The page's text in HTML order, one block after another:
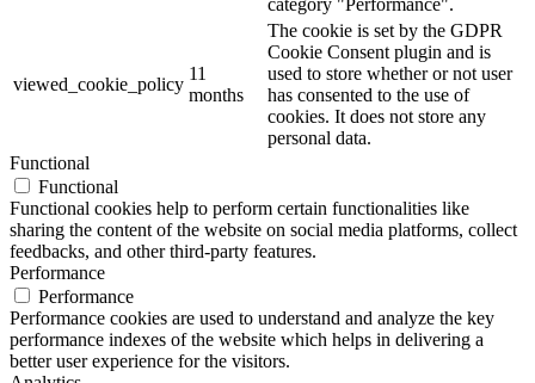
viewed_cookie_policy
11
months
The cookie is set by the GDPR
Cookie Consent plugin and is
used to store whether or not user
has consented to the use of
cookies. It does not store any
personal data.
Functional
Functional
Functional cookies help to perform certain functionalities like
sharing the content of the website on social media platforms, collect
feedbacks, and other third-party features.
Performance
Performance
Performance cookies are used to understand and analyze the key
performance indexes of the website which helps in delivering a
better user experience for the visitors.